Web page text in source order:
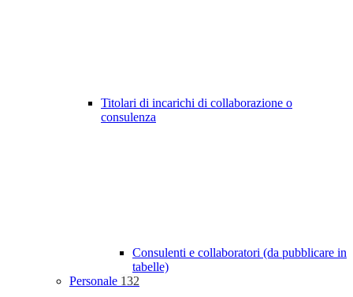
Titolari di incarichi di collaborazione o
consulenza
Consulenti e collaboratori (da pubblicare in
tabelle)
Personale 132